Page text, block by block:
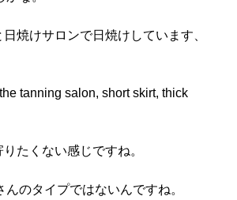
焼けサロンで日焼けしています、
tanning salon, short skirt, thick
たくない感じですね。
んのタイプではないんですね。